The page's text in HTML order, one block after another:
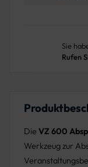
Sie
Rufen
Die VZ 600
Werkzeug zur